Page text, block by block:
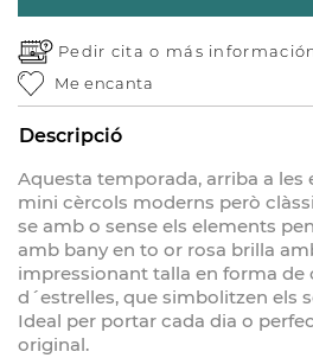
Pedir cita o más
Me encanta
Descripció
Aquesta temporada, arriba a les
mini cèrcols moderns però
se amb o sense els elements
amb bany en to or rosa brilla
impressionant talla en forma
d´estrelles, que simbolitzen els
Ideal per portar cada dia o
original.